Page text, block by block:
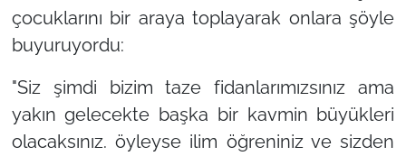
çocuklarını bir araya toplayarak onlara şöyle
buyuruyordu:
"Siz şimdi bizim taze fidanlarımızsınız ama
yakın gelecekte başka bir kavmin büyükleri
olacaksınız. öyleyse ilim öğreniniz ve sizden